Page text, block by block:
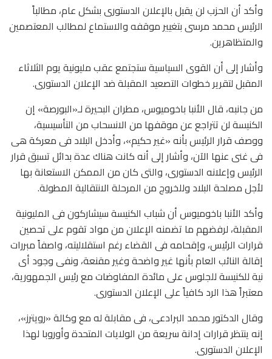
وأكد أن الحزب لن يقبل بالإعلان الدستورى بشكل عام، مطالباً
الرئيس محمد مرسى بتغيير موقفه والاستماع لمطالب المعتصمين
والمتظاهرين.
وأشار إلى أن القوى السياسية ستجتمع عقب مليونية يوم الثلاثاء
المقبل لتقرير خطوات التصعيد المقبلة ضد الإعلان الدستورى.
من جانبه، قال الأنبا باخوميوس، مطران البحيرة لـ«البورصة» إن
الكنيسة لن تتراجع عن موقفها من الانسحاب من التأسيسية،
ووصف قرار الرئيس بأنه «غير حكيم»، وأدخل البلاد فى معركة هى
فى غنى عنها الآن، وأشار إلى أنه كانت هناك عدة بدائل تسبق قرار
الرئيس وإعلانه الدستورى، والتى كان من الممكن الاستعانة بها
لأجل مصلحة البلاد وللخروج من المرحلة الانتقالية المطولة.
وأكد الأنبا باخوميوس أن شباب الكنيسة سيشاركون فى المليونية
المقبلة، لرفضهم ما تضمنه الإعلان من مواد تقوم على تحصين
قرارات الرئيس، وإقحامه فى القضاء رغم استقلاليته، واصفاً مبررات
إقالة النائب العام بأنها غير واضحة وغير مقنعة، ونفى وجود أى
نية للكنيسة للجلوس على مائدة المفاوضات مع رئيس الجمهورية،
معتبراً هذا الرد كافياً على الإعلان الدستورى.
وقال الدكتور محمد البرادعى، فى مقابلة له مع وكالة «رويترز»،
إنه ينتظر قرارات إدانة سريعة من الولايات المتحدة وأوروبا لهذا
الإعلان الدستورى.